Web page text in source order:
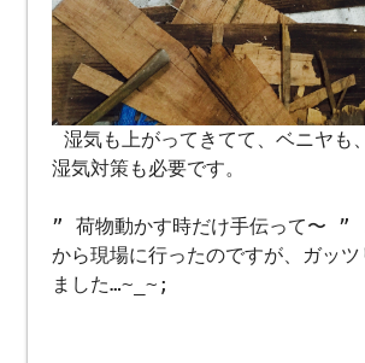
湿気も上がってきてて、ベニヤも
湿気対策も必要です。
” 荷物動かす時だけ手伝って〜 ”
から現場に行ったのですが、ガッ
ました…~_~;